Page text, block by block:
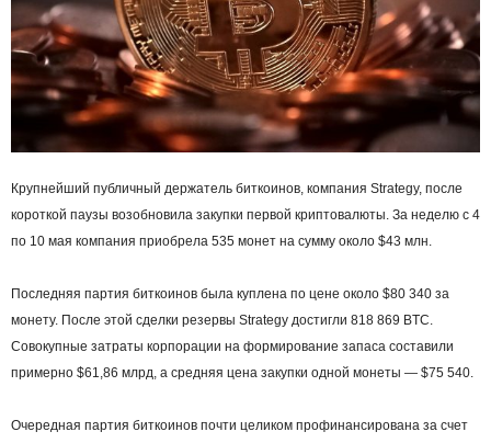
Крупнейший публичный держатель биткоинов, компания Strategy, после
короткой паузы возобновила закупки первой криптовалюты. За неделю с 4
по 10 мая компания приобрела 535 монет на сумму около $43 млн.
Последняя партия биткоинов была куплена по цене около $80 340 за
монету. После этой сделки резервы Strategy достигли 818 869 BTC.
Совокупные затраты корпорации на формирование запаса составили
примерно $61,86 млрд, а средняя цена закупки одной монеты — $75 540.
Очередная партия биткоинов почти целиком профинансирована за счет